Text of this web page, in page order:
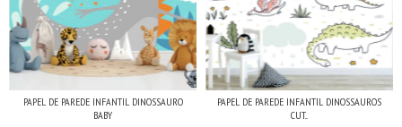
PAPEL DE PAREDE INFANTIL DINOSSAURO
BABY
PAPEL DE PAREDE INFANTIL DINOSSAUROS
CUT...